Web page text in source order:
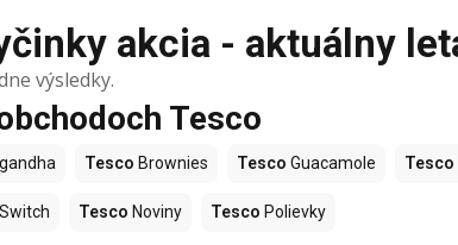
akcia - aktuálny
výsledky.
Tesco
Tesco Brownies Tesco Guacamole Tesco
Tesco Noviny Tesco Polievky